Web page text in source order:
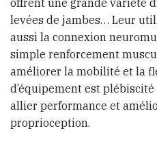
offrent une grande variété
levées de jambes… Leur
aussi la connexion
simple renforcement
améliorer la mobilité et la
d’équipement est
allier performance et
proprioception.